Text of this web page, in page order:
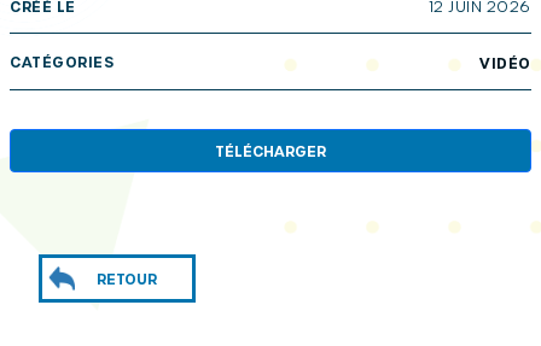
CRÉÉ LE 12 JUIN 2026
CATÉGORIES VIDÉO
TÉLÉCHARGER
RETOUR